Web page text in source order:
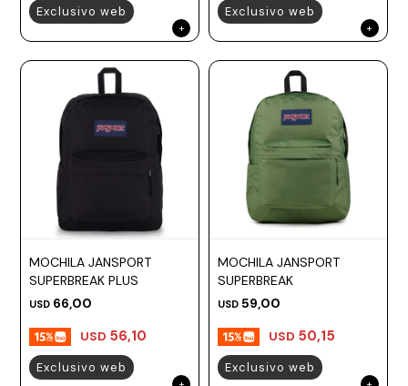
Exclusivo web Exclusivo web
MOCHILA JANSPORT
SUPERBREAK PLUS
USD 66,00
USD 56,10
Exclusivo web
MOCHILA JANSPORT
SUPERBREAK
USD 59,00
USD 50,15
Exclusivo web